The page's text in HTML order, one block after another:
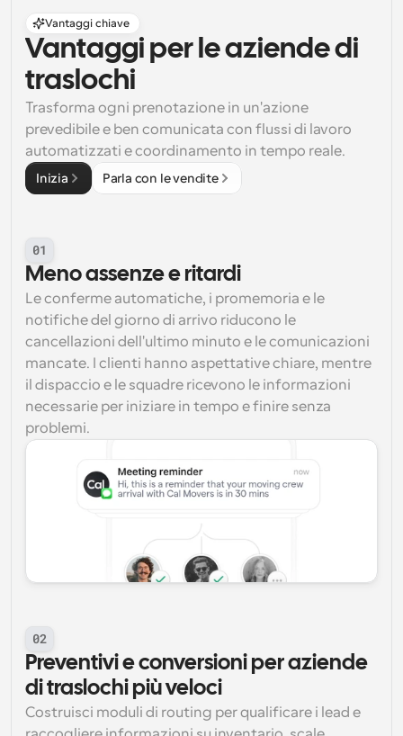
Vantaggi chiave
Vantaggi per le aziende di
traslochi
Trasforma ogni prenotazione in un'azione
prevedibile e ben comunicata con flussi di lavoro
automatizzati e coordinamento in tempo reale.
Inizia Parla con le vendite
01
Meno assenze e ritardi
Le conferme automatiche, i promemoria e le
notifiche del giorno di arrivo riducono le
cancellazioni dell'ultimo minuto e le comunicazioni
mancate. I clienti hanno aspettative chiare, mentre
il dispaccio e le squadre ricevono le informazioni
necessarie per iniziare in tempo e finire senza
problemi.
02
Preventivi e conversioni per aziende
di traslochi più veloci
Costruisci moduli di routing per qualificare i lead e